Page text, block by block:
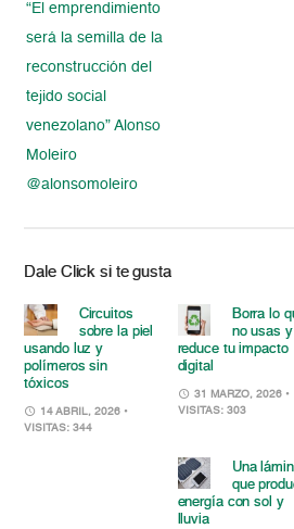
“El emprendimiento
será la semilla de la
reconstrucción del
tejido social
venezolano” Alonso
Moleiro
@alonsomoleiro
Dale Click si te gusta
Circuitos
sobre la piel
usando luz y
polímeros sin
tóxicos
14 ABRIL, 2026 •
VISITAS: 344
Borra lo
no usas y
reduce tu impacto
digital
31 MARZO, 2026 •
VISITAS: 303
Una
que
energía con sol y
lluvia